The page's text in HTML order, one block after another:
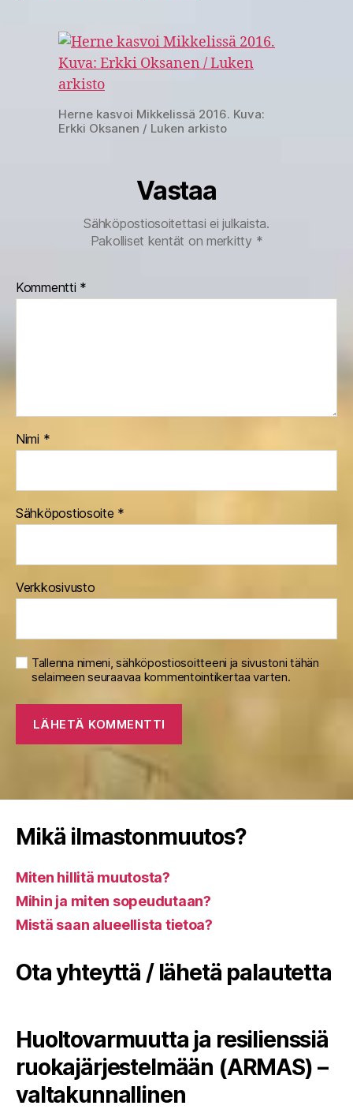
Herne kasvoi Mikkelissä 2016. Kuva:
Erkki Oksanen / Luken arkisto
Vastaa
Sähköpostiosoitettasi ei julkaista.
Pakolliset kentät on merkitty *
Kommentti *
Nimi *
Sähköpostiosoite *
Verkkosivusto
Tallenna nimeni, sähköpostiosoitteeni ja sivustoni tähän
selaimeen seuraavaa kommentointikertaa varten.
Mikä ilmastonmuutos?
Miten hillitä muutosta?
Mihin ja miten sopeudutaan?
Mistä saan alueellista tietoa?
Ota yhteyttä / lähetä palautetta
Huoltovarmuutta ja resilienssiä
ruokajärjestelmään (ARMAS) –
valtakunnallinen